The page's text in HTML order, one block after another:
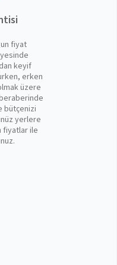
fiyat
keyif
erken
üzere
beraberinde
bütçenizi
yerlere
fiyatlar ile